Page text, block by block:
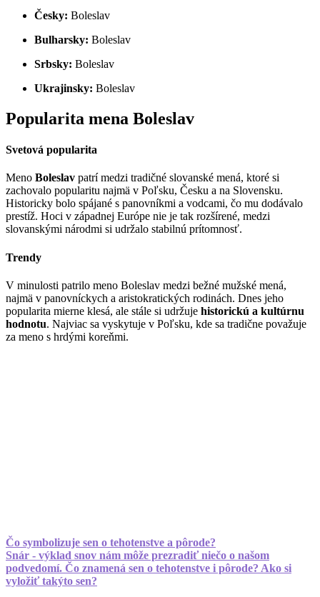
Česky: Boleslav
Bulharsky: Boleslav
Srbsky: Boleslav
Ukrajinsky: Boleslav
Popularita mena Boleslav
Svetová popularita
Meno Boleslav patrí medzi tradičné slovanské mená, ktoré si
zachovalo popularitu najmä v Poľsku, Česku a na Slovensku.
Historicky bolo spájané s panovníkmi a vodcami, čo mu dodávalo
prestíž. Hoci v západnej Európe nie je tak rozšírené, medzi
slovanskými národmi si udržalo stabilnú prítomnosť.
Trendy
V minulosti patrilo meno Boleslav medzi bežné mužské mená,
najmä v panovníckych a aristokratických rodinách. Dnes jeho
popularita mierne klesá, ale stále si udržuje historickú a kultúrnu
hodnotu. Najviac sa vyskytuje v Poľsku, kde sa tradične považuje
za meno s hrdými koreňmi.
Čo symbolizuje sen o tehotenstve a pôrode?
Snár - výklad snov nám môže prezradiť niečo o našom
podvedomí. Čo znamená sen o tehotenstve i pôrode? Ako si
vyložiť takýto sen?